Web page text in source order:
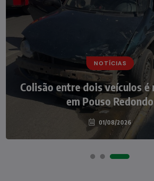
NOTÍCIAS
Colisão entre dois veículos
em Pouso Redondo
01/08/2026
NOTÍCIAS
Irmãos de 7 e 14 anos
atropelados na BR-470
Redondo
04/08/2026